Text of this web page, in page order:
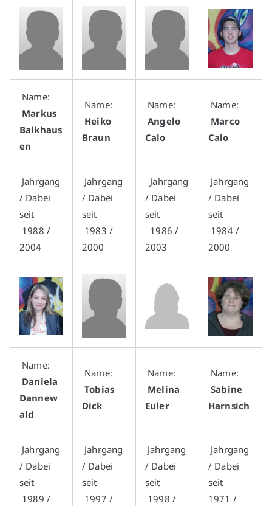
Name:
Markus
Balkhaus
en
Name:
Heiko
Braun
Name:
Angelo
Calo
Name:
Marco
Calo
Jahrgang
/ Dabei
seit
1988 /
2004
Jahrgang
/ Dabei
seit
1983 /
2000
Jahrgang
/ Dabei
seit
1986 /
2003
Jahrgang
/ Dabei
seit
1984 /
2000
Name:
Daniela
Dannew
ald
Name:
Tobias
Dick
Name:
Melina
Euler
Name:
Sabine
Harnsich
Jahrgang
/ Dabei
seit
1989 /
Jahrgang
/ Dabei
seit
1997 /
Jahrgang
/ Dabei
seit
1998 /
Jahrgang
/ Dabei
seit
1971 /